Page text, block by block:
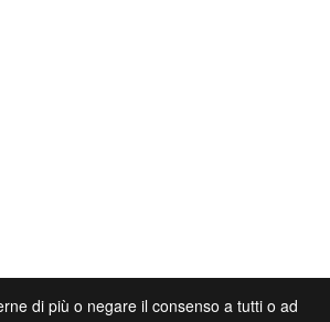
di più o negare il consenso a tutti o ad